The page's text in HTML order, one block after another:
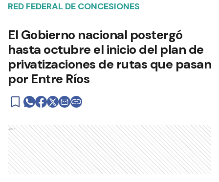
RED FEDERAL DE CONCESIONES
El Gobierno nacional postergó
hasta octubre el inicio del plan de
privatizaciones de rutas que pasan
por Entre Ríos
Ads